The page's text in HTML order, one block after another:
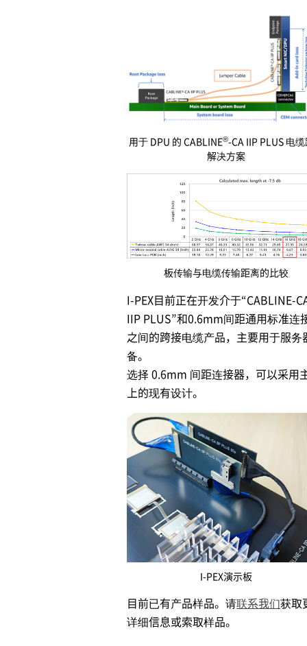
用于 DPU 的 CABLINE®-CA IIP PLUS 电
解决方案
板传输与电缆传输距离的比较
I-PEX目前正在开发介于“CABLINE-
IIP PLUS”和0.6mm间距通用标准连
之间的跨接电缆产品，主要用于服务
备。
选择 0.6mm 间距连接器，可以采用
上的现有设计。
I-PEX演示板
目前已有产品样品。请联系我们获取
详细信息或索取样品。